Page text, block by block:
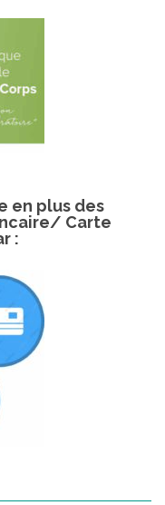
en plus des
Carte
: